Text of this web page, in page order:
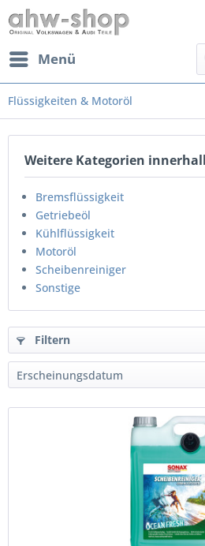
Menü
Flüssigkeiten & Motoröl
Weitere Kategorien
Bremsflüssigkeit
Getriebeöl
Kühlflüssigkeit
Motoröl
Scheibenreiniger
Sonstige
Filtern